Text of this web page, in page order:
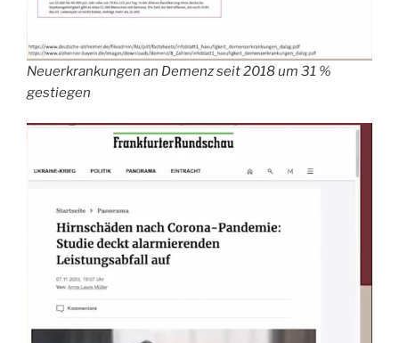
Neuerkrankungen an Demenz seit 2018 um 31 %
gestiegen